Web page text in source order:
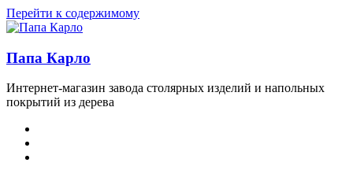
Перейти к содержимому
Папа Карло
Интернет-магазин завода столярных изделий и напольных
покрытий из дерева